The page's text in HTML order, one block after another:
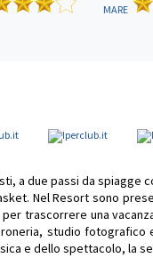
MARE
a due passi da
Nel Resort sono
trascorrere una
studio
e dello spettacolo, la